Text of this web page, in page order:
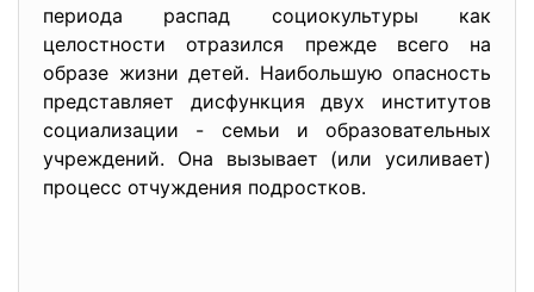
периода распад социокультуры как
целостности отразился прежде всего на
образе жизни детей. Наибольшую опасность
представляет дисфункция двух институтов
социализации - семьи и образовательных
учреждений. Она вызывает (или усиливает)
процесс отчуждения подростков.